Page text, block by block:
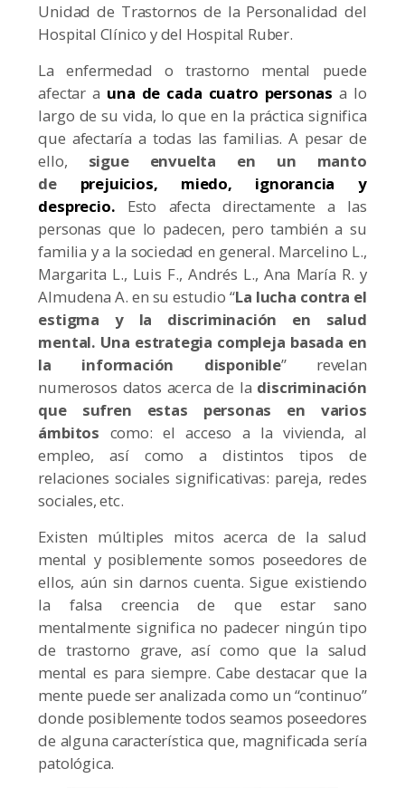
Unidad de Trastornos de la Personalidad del
Hospital Clínico y del Hospital Ruber.
La enfermedad o trastorno mental puede
afectar a una de cada cuatro personas a lo
largo de su vida, lo que en la práctica significa
que afectaría a todas las familias. A pesar de
ello, sigue envuelta en un manto
de prejuicios, miedo, ignorancia y
desprecio. Esto afecta directamente a las
personas que lo padecen, pero también a su
familia y a la sociedad en general. Marcelino L.,
Margarita L., Luis F., Andrés L., Ana María R. y
Almudena A. en su estudio “La lucha contra el
estigma y la discriminación en salud
mental. Una estrategia compleja basada en
la información disponible” revelan
numerosos datos acerca de la discriminación
que sufren estas personas en varios
ámbitos como: el acceso a la vivienda, al
empleo, así como a distintos tipos de
relaciones sociales significativas: pareja, redes
sociales, etc.
Existen múltiples mitos acerca de la salud
mental y posiblemente somos poseedores de
ellos, aún sin darnos cuenta. Sigue existiendo
la falsa creencia de que estar sano
mentalmente significa no padecer ningún tipo
de trastorno grave, así como que la salud
mental es para siempre. Cabe destacar que la
mente puede ser analizada como un “continuo”
donde posiblemente todos seamos poseedores
de alguna característica que, magnificada sería
patológica.